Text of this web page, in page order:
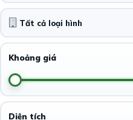
Khoảng giá
Diện tích